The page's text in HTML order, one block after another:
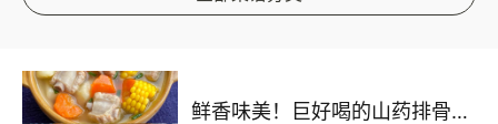
鲜香味美！巨好喝的山药排骨汤！！